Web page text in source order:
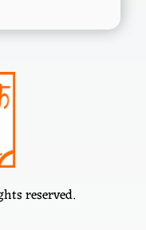
reserved.